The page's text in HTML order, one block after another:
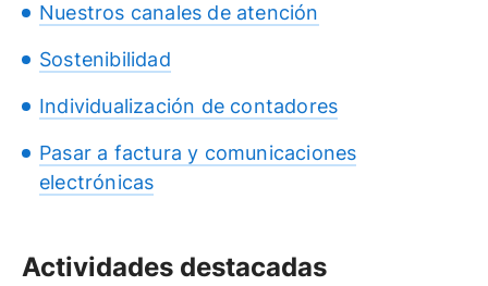
Nuestros canales de atención
Sostenibilidad
Individualización de contadores
Pasar a factura y comunicaciones
electrónicas
Actividades destacadas